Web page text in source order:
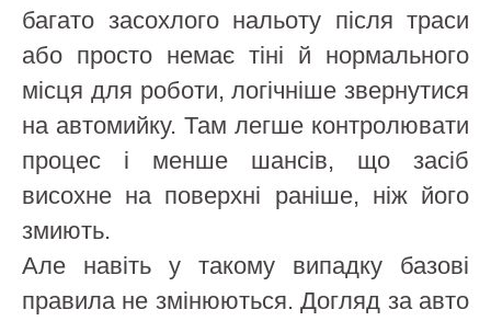
багато засохлого нальоту після траси
або просто немає тіні й нормального
місця для роботи, логічніше звернутися
на автомийку. Там легше контролювати
процес і менше шансів, що засіб
висохне на поверхні раніше, ніж його
змиють.
Але навіть у такому випадку базові
правила не змінюються. Догляд за авто